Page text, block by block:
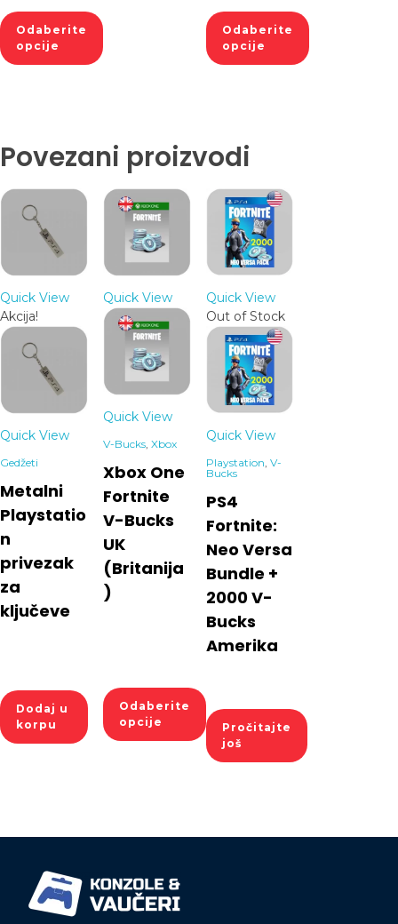
Odaberite
opcije
Odaberite
opcije
Povezani proizvodi
Quick View
Akcija!
Quick View
Gedžeti
Metalni
Playstatio
n
privezak
za
ključeve
Dodaj u
korpu
Quick View
Quick View
V-Bucks, Xbox
Xbox One
Fortnite
V-Bucks
UK
(Britanija
)
Odaberite
opcije
Quick View
Out of Stock
Quick View
Playstation V-
Bucks
PS4
Fortnite:
Neo Versa
Bundle +
2000 V-
Bucks
Amerika
Pročitajte
još